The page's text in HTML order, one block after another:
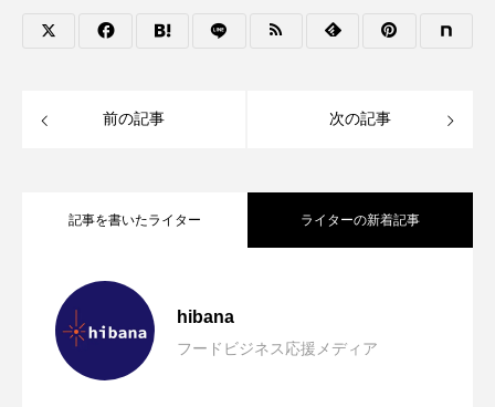
前の記事 次の記事
記事を書いたライター ライターの新着記事
hibana
フードビジネス応援メディア
2026.08.07
2026.08.07